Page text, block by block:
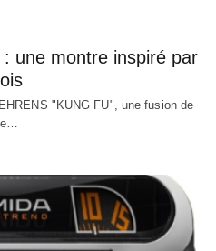
une montre inspiré par
"KUNG FU", une fusion de